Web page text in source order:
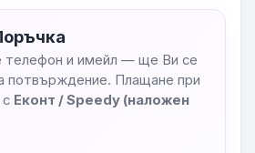
телефон и имейл — ще Ви се
потвърждение. Плащане при
Еконт / Speedy (наложен